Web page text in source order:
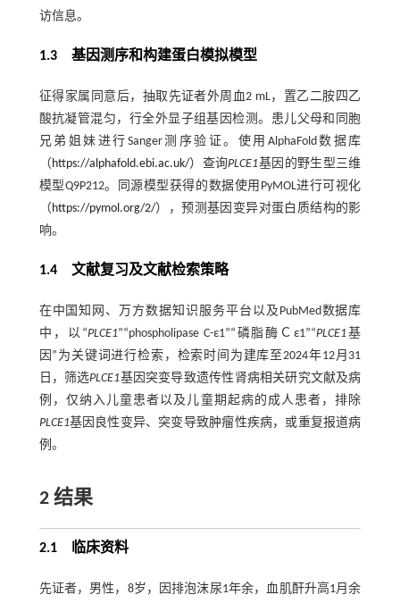
访信息。
1.3 基因测序和构建蛋白模拟模型
征得家属同意后，抽取先证者外周血2 mL，置乙二胺四乙
酸抗凝管混匀，行全外显子组基因检测。患儿父母和同胞
兄弟姐妹进行Sanger测序验证。使用AlphaFold数据库
（ https://alphafold.ebi.ac.uk/）查询PLCE1基因的野生型三维
模型Q9P212。同源模型获得的数据使用PyMOL进行可视化
（ https://pymol.org/2/），预测基因变异对蛋白质结构的影
响。
1.4 文献复习及文献检索策略
在中国知网、万方数据知识服务平台以及PubMed数据库
中，以“PLCE1”“phospholipase C-ε1”“磷脂酶Ｃε1”“PLCE1基
因”为关键词进行检索，检索时间为建库至2024年12月31
日，筛选PLCE1基因突变导致遗传性肾病相关研究文献及病
例，仅纳入儿童患者以及儿童期起病的成人患者，排除
PLCE1基因良性变异、突变导致肿瘤性疾病，或重复报道病
例。
2 结果
2.1 临床资料
先证者，男性，8岁，因排泡沫尿1年余，血肌酐升高1月余